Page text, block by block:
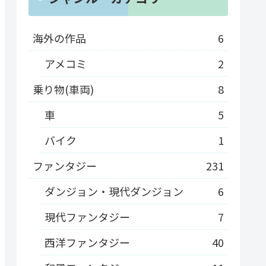
海外の作品
6
アメコミ
2
乗り物(車両)
8
車
5
バイク
1
ファンタジー
231
ダンジョン・現代ダンジョン
6
現代ファンタジー
7
西洋ファンタジー
40